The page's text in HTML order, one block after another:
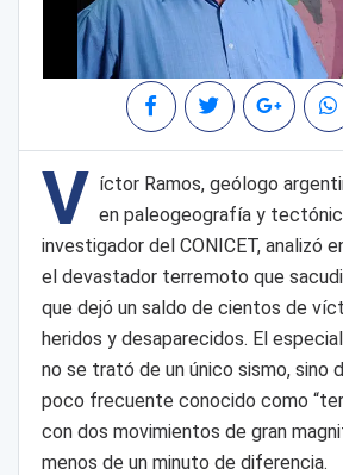
V íctor Ramos, geólogo
en paleogeografía y
investigador del CONICET, analizó
el devastador terremoto que
que dejó un saldo de cientos de
heridos y desaparecidos. El
no se trató de un único sismo, sino
poco frecuente conocido como
con dos movimientos de gran
menos de un minuto de diferencia.